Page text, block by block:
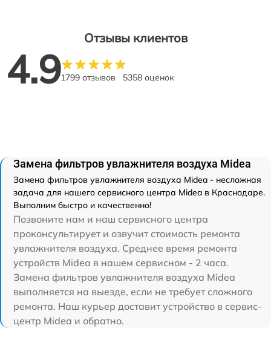
Отзывы клиентов
4.91799 отзывов 5358 оценок
Замена фильтров увлажнителя воздуха Midea
Замена фильтров увлажнителя воздуха Midea - несложная
задача для нашего сервисного центра Midea в Краснодаре.
Выполним быстро и качественно!
Позвоните нам и наш сервисного центра
проконсультирует и озвучит стоимость ремонта
увлажнителя воздуха. Среднее время ремонта
устройств Midea в нашем сервисном - 2 часа.
Замена фильтров увлажнителя воздуха Midea
выполняется на выезде, если не требует сложного
ремонта. Наш курьер доставит устройство в сервис-
центр Midea и обратно.